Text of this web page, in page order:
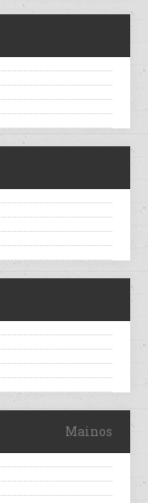
Mainos